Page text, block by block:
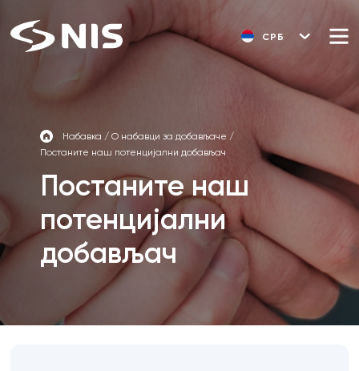
СРБ
Набавка / О набавци за добављаче /
Постаните наш потенцијални добављач
Постаните наш
потенцијални
добављач